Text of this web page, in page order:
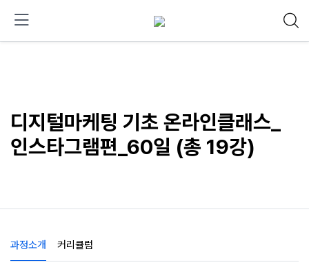
디지털마케팅 기초 온라인클래스_
인스타그램편_60일 (총 19강)
과정소개 커리큘럼